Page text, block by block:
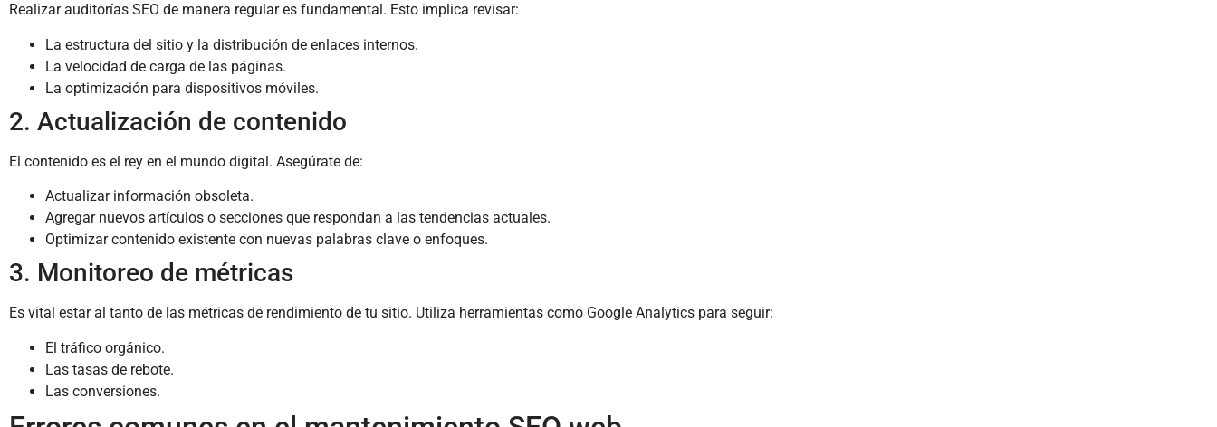
Realizar auditorías SEO de manera regular es fundamental. Esto implica revisar:
La estructura del sitio y la distribución de enlaces internos.
La velocidad de carga de las páginas.
La optimización para dispositivos móviles.
2. Actualización de contenido
El contenido es el rey en el mundo digital. Asegúrate de:
Actualizar información obsoleta.
Agregar nuevos artículos o secciones que respondan a las tendencias actuales.
Optimizar contenido existente con nuevas palabras clave o enfoques.
3. Monitoreo de métricas
Es vital estar al tanto de las métricas de rendimiento de tu sitio. Utiliza herramientas como Google Analytics para seguir:
El tráfico orgánico.
Las tasas de rebote.
Las conversiones.